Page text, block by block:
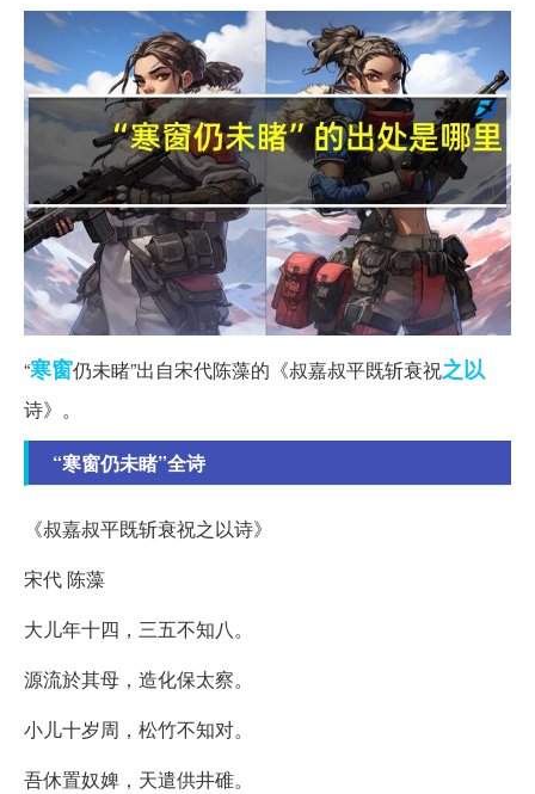
“寒窗仍未睹”出自宋代陈藻的《叔嘉叔平既斩衰祝之以
诗》。
“寒窗仍未睹”全诗
《叔嘉叔平既斩衰祝之以诗》
宋代 陈藻
大儿年十四，三五不知八。
源流於其母，造化保太察。
小儿十岁周，松竹不知对。
吾休置奴婢，天遣供井碓。